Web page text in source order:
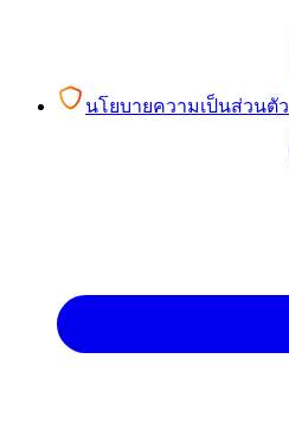
นโยบายความเป็นส่วนตัว